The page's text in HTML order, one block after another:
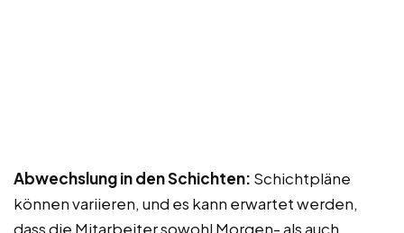
Abwechslung in den Schichten: Schichtpläne
können variieren, und es kann erwartet werden,
dass die Mitarbeiter sowohl Morgen- als auch